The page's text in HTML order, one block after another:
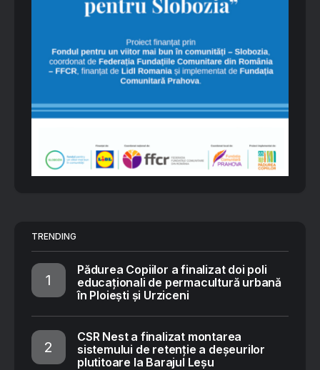
TRENDING
Pădurea Copiilor a finalizat doi poli
educaționali de permacultură urbană
în Ploiești și Urziceni
CSR Nest a finalizat montarea
sistemului de retenție a deșeurilor
plutitoare la Barajul Leșu